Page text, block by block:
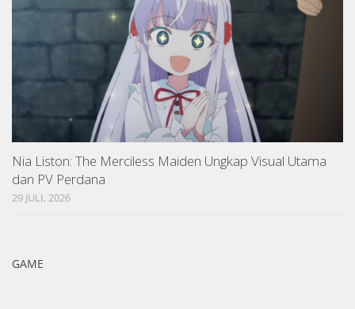
Nia Liston: The Merciless Maiden Ungkap Visual Utama
dan PV Perdana
29 JULI, 2026
GAME